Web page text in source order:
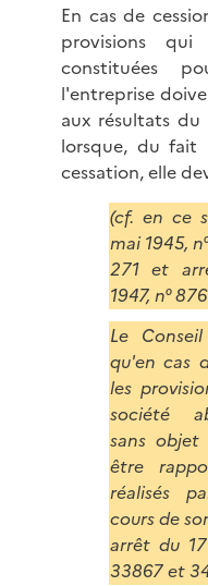
En cas de
provisions qui
constituées
l'entreprise
aux résultats
lorsque, du fait
cessation, elle
(cf. en ce
mai 1945,
271 et
1947, n°
Le
qu'en cas
les
société
sans
être
réalisés
cours de
arrêt du 17
33867 et